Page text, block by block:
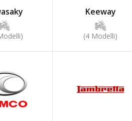
Keeway
(4 Modelli)